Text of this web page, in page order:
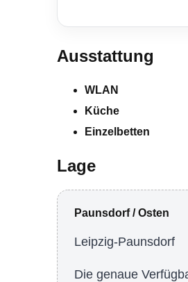
Ausstattung
WLAN
Küche
Einzelbetten
Lage
Paunsdorf / Osten
Leipzig-Paunsdorf
Die genaue